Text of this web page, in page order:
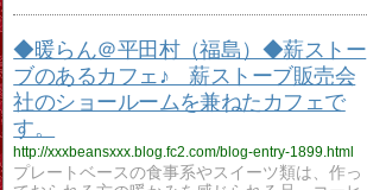
◆暖らん＠平田村（福島）◆薪ストー
ブのあるカフェ♪ 薪ストーブ販売会
社のショールームを兼ねたカフェで
す。
http://xxxbeansxxx.blog.fc2.com/blog-entry-1899.html
プレートベースの食事系やスイーツ類は、作っ